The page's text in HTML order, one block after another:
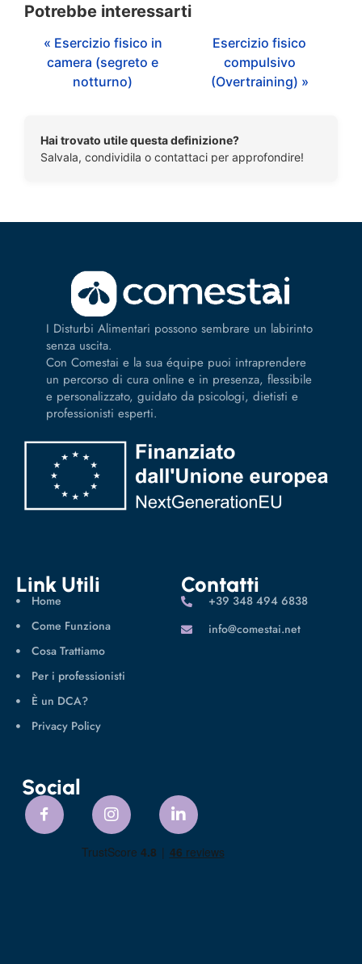
Potrebbe interessarti
« Esercizio fisico in
camera (segreto e
notturno)
Esercizio fisico
compulsivo
(Overtraining) »
Hai trovato utile questa definizione?
Salvala, condividila o contattaci per approfondire!
I Disturbi Alimentari possono sembrare un labirinto
senza uscita.
Con Comestai e la sua équipe puoi intraprendere
un percorso di cura online e in presenza, flessibile
e personalizzato, guidato da psicologi, dietisti e
professionisti esperti.
Link Utili
Home
Come Funziona
Cosa Trattiamo
Per i professionisti
È un DCA?
Privacy Policy
Contatti
‪+39 348 494 6838
info@comestai.net
Social